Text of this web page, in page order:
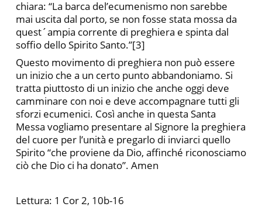
chiara: “La barca del’ecumenismo non sarebbe
mai uscita dal porto, se non fosse stata mossa da
quest´ampia corrente di preghiera e spinta dal
soffio dello Spirito Santo.”[3]
Questo movimento di preghiera non può essere
un inizio che a un certo punto abbandoniamo. Si
tratta piuttosto di un inizio che anche oggi deve
camminare con noi e deve accompagnare tutti gli
sforzi ecumenici. Così anche in questa Santa
Messa vogliamo presentare al Signore la preghiera
del cuore per l’unità e pregarlo di inviarci quello
Spirito “che proviene da Dio, affinché riconosciamo
ciò che Dio ci ha donato”. Amen
Lettura: 1 Cor 2, 10b-16